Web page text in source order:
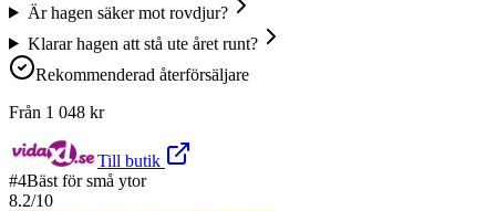
Är hagen säker mot rovdjur?
Klarar hagen att stå ute året runt?
Rekommenderad återförsäljare
Från 1 048 kr
Till butik
#4Bäst för små ytor
8.2/10